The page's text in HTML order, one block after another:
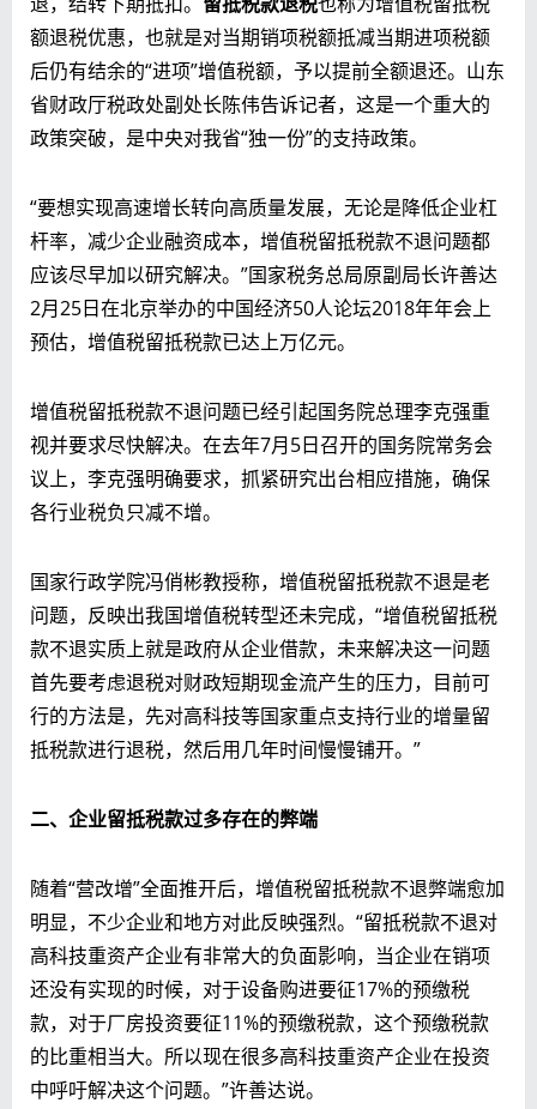
额退税优惠，也就是对当期销项税额抵减当期进项税额
后仍有结余的“进项”增值税额，予以提前全额退还。山东
省财政厅税政处副处长陈伟告诉记者，这是一个重大的
政策突破，是中央对我省“独一份”的支持政策。
“要想实现高速增长转向高质量发展，无论是降低企业杠
杆率，减少企业融资成本，增值税留抵税款不退问题都
应该尽早加以研究解决。”国家税务总局原副局长许善达
2月25日在北京举办的中国经济50人论坛2018年年会上
预估，增值税留抵税款已达上万亿元。
增值税留抵税款不退问题已经引起国务院总理李克强重
视并要求尽快解决。在去年7月5日召开的国务院常务会
议上，李克强明确要求，抓紧研究出台相应措施，确保
各行业税负只减不增。
国家行政学院冯俏彬教授称，增值税留抵税款不退是老
问题，反映出我国增值税转型还未完成，“增值税留抵税
款不退实质上就是政府从企业借款，未来解决这一问题
首先要考虑退税对财政短期现金流产生的压力，目前可
行的方法是，先对高科技等国家重点支持行业的增量留
抵税款进行退税，然后用几年时间慢慢铺开。”
二、企业留抵税款过多存在的弊端
随着“营改增”全面推开后，增值税留抵税款不退弊端愈加
明显，不少企业和地方对此反映强烈。“留抵税款不退对
高科技重资产企业有非常大的负面影响，当企业在销项
还没有实现的时候，对于设备购进要征17%的预缴税
款，对于厂房投资要征11%的预缴税款，这个预缴税款
的比重相当大。所以现在很多高科技重资产企业在投资
中呼吁解决这个问题。”许善达说。